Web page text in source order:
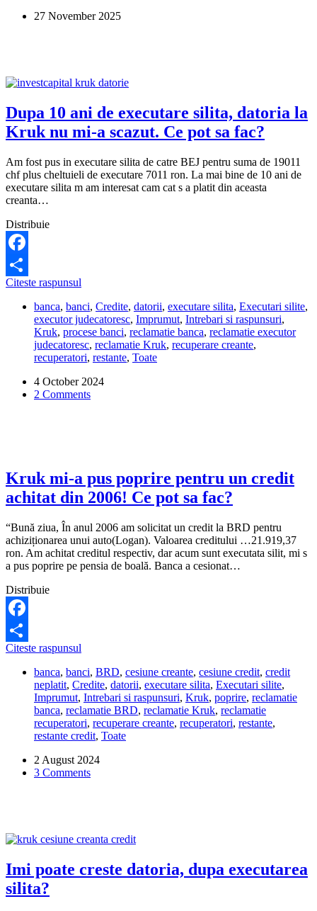
Este
27 November 2025
Dupa 10 ani de executare silita, datoria la
Kruk nu mi-a scazut. Ce pot sa fac?
Am fost pus in executare silita de catre BEJ pentru suma de 19011
chf plus cheltuieli de executare 7011 ron. La mai bine de 10 ani de
executare silita m am interesat cam cat s a platit din aceasta
creanta…
Distribuie
Facebook
Share
Citeste raspunsul
ani
de
executare
silita,
datoria
Kruk
nu
fac?
banca, banci, Credite, datorii, executare silita, Executari silite,
executor judecatoresc, Imprumut, Intrebari si raspunsuri,
Kruk, procese banci, reclamatie banca, reclamatie executor
judecatoresc, reclamatie Kruk, recuperare creante,
recuperatori, restante, Toate
4 October 2024
2 Comments
Kruk mi-a pus poprire pentru un credit
achitat din 2006! Ce pot sa fac?
“Bună ziua, În anul 2006 am solicitat un credit la BRD pentru
achiziționarea unui auto(Logan). Valoarea creditului …21.919,37
ron. Am achitat creditul respectiv, dar acum sunt executata silit, mi s
a pus poprire pe pensia de boală. Banca a cesionat…
Distribuie
Facebook
Share
Citeste raspunsul
a
pus
poprire
pentru
un
credit
din
2006!
banca, banci, BRD, cesiune creante, cesiune credit, credit
neplatit, Credite, datorii, executare silita, Executari silite,
Imprumut, Intrebari si raspunsuri, Kruk, poprire, reclamatie
banca, reclamatie BRD, reclamatie Kruk, reclamatie
recuperatori, recuperare creante, recuperatori, restante,
restante credit, Toate
2 August 2024
3 Comments
Imi poate creste datoria, dupa executarea
silita?